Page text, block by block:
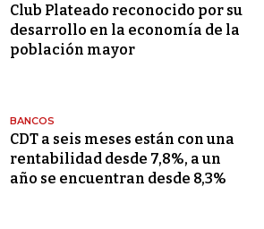
Club Plateado reconocido por su
desarrollo en la economía de la
población mayor
BANCOS
CDT a seis meses están con una
rentabilidad desde 7,8%, a un
año se encuentran desde 8,3%